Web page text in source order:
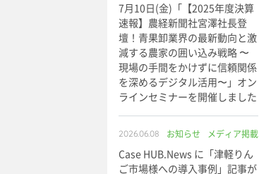
7月10日(金)「【2025年度決算
速報】農経新聞社宮澤社長登
壇！青果卸業界の最新動向と激
減する農家の囲い込み戦略 〜
現場の手間をかけずに信頼関係
を深めるデジタル活用〜」オン
ラインセミナーを開催しました
2026.06.08 お知らせ メディア掲載
Case HUB.News に「津軽りん
ご市場様への導入事例」記事が